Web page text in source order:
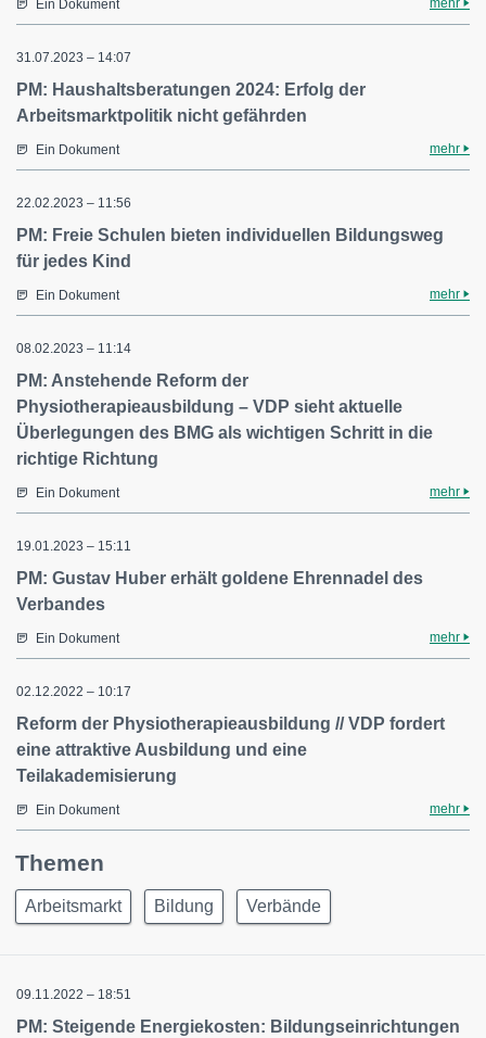
Ein Dokument mehr
31.07.2023 – 14:07
PM: Haushaltsberatungen 2024: Erfolg der
Arbeitsmarktpolitik nicht gefährden
Ein Dokument mehr
22.02.2023 – 11:56
PM: Freie Schulen bieten individuellen Bildungsweg
für jedes Kind
Ein Dokument mehr
08.02.2023 – 11:14
PM: Anstehende Reform der
Physiotherapieausbildung – VDP sieht aktuelle
Überlegungen des BMG als wichtigen Schritt in die
richtige Richtung
Ein Dokument mehr
19.01.2023 – 15:11
PM: Gustav Huber erhält goldene Ehrennadel des
Verbandes
Ein Dokument mehr
02.12.2022 – 10:17
Reform der Physiotherapieausbildung // VDP fordert
eine attraktive Ausbildung und eine
Teilakademisierung
Ein Dokument mehr
Themen
Arbeitsmarkt Bildung Verbände
09.11.2022 – 18:51
PM: Steigende Energiekosten: Bildungseinrichtungen